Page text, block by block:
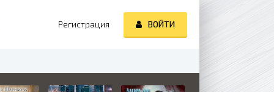
Регистрация ВОЙТИ